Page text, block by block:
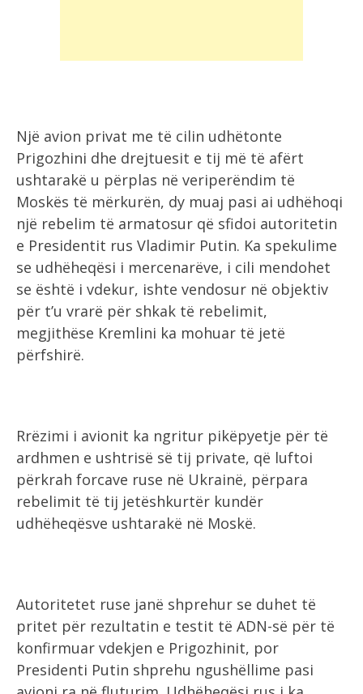
Një avion privat me të cilin udhëtonte
Prigozhini dhe drejtuesit e tij më të afërt
ushtarakë u përplas në veriperëndim të
Moskës të mërkurën, dy muaj pasi ai udhëhoqi
një rebelim të armatosur që sfidoi autoritetin
e Presidentit rus Vladimir Putin. Ka spekulime
se udhëheqësi i mercenarëve, i cili mendohet
se është i vdekur, ishte vendosur në objektiv
për t’u vrarë për shkak të rebelimit,
megjithëse Kremlini ka mohuar të jetë
përfshirë.
Rrëzimi i avionit ka ngritur pikëpyetje për të
ardhmen e ushtrisë së tij private, që luftoi
përkrah forcave ruse në Ukrainë, përpara
rebelimit të tij jetëshkurtër kundër
udhëheqësve ushtarakë në Moskë.
Autoritetet ruse janë shprehur se duhet të
pritet për rezultatin e testit të ADN-së për të
konfirmuar vdekjen e Prigozhinit, por
Presidenti Putin shprehu ngushëllime pasi